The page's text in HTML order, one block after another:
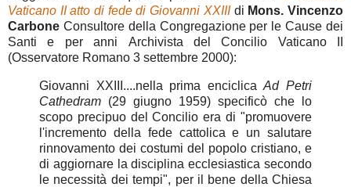
Vaticano II atto di fede di Giovanni XXIII di Mons. Vincenzo
Carbone Consultore della Congregazione per le Cause dei
Santi e per anni Archivista del Concilio Vaticano II
(Osservatore Romano 3 settembre 2000):
Giovanni XXIII....nella prima enciclicaAd Petri
Cathedram (29 giugno 1959) specificò che lo
scopo precipuo del Concilio era di "promuovere
l'incremento della fede cattolica e un salutare
rinnovamento dei costumi del popolo cristiano, e
di aggiornare la disciplina ecclesiastica secondo
le necessità dei tempi", per il bene della Chiesa